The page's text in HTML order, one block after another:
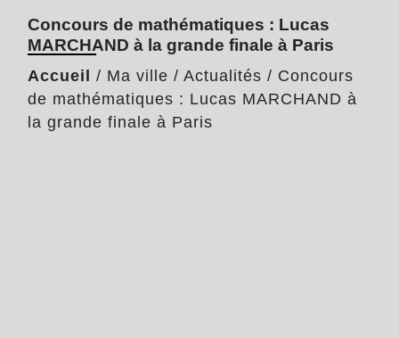
Concours de mathématiques : Lucas
MARCHAND à la grande finale à Paris
Accueil / Ma ville / Actualités / Concours
de mathématiques : Lucas MARCHAND à
la grande finale à Paris